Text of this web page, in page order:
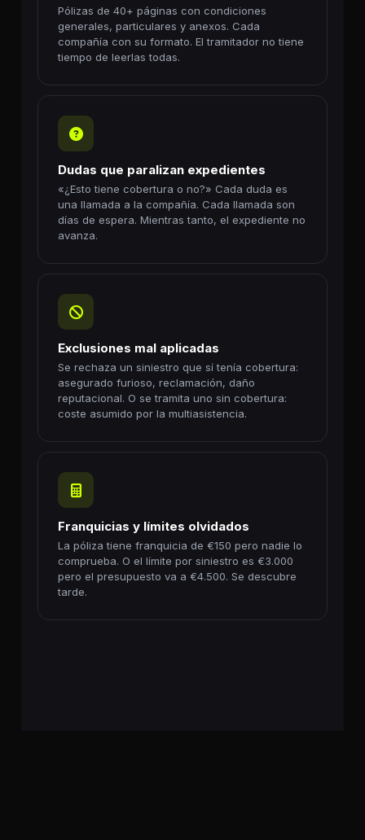
Pólizas de 40+ páginas con condiciones
generales, particulares y anexos. Cada
compañía con su formato. El tramitador no tiene
tiempo de leerlas todas.
Dudas que paralizan expedientes
«¿Esto tiene cobertura o no?» Cada duda es
una llamada a la compañía. Cada llamada son
días de espera. Mientras tanto, el expediente no
avanza.
Exclusiones mal aplicadas
Se rechaza un siniestro que sí tenía cobertura:
asegurado furioso, reclamación, daño
reputacional. O se tramita uno sin cobertura:
coste asumido por la multiasistencia.
Franquicias y límites olvidados
La póliza tiene franquicia de €150 pero nadie lo
comprueba. O el límite por siniestro es €3.000
pero el presupuesto va a €4.500. Se descubre
tarde.